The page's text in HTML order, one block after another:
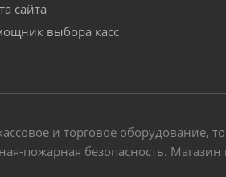
сайта
выбора касс
и торговое оборудование,
пожарная безопасность.